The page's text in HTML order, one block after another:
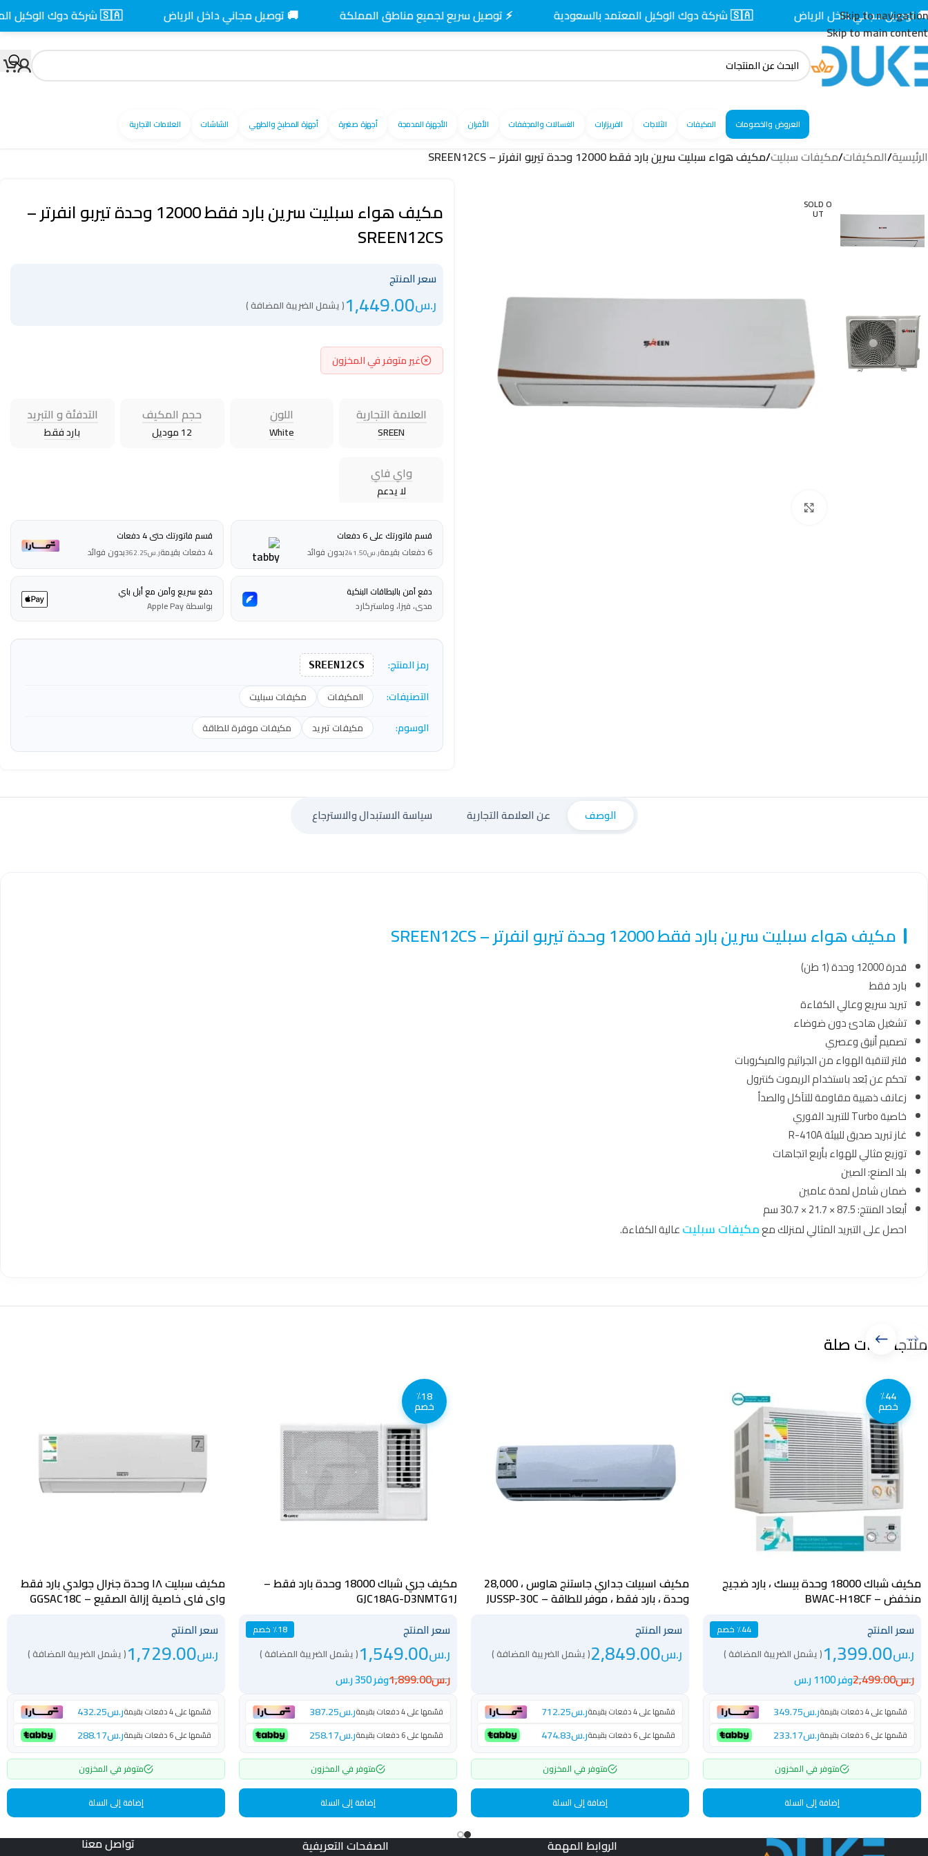
Skip to navigation
Skip to main content
العروض والخصومات المكيفات الثلاجات الفريزارات الغسالات والمجففات الأفران الأجهزة المدمجة أجهزة صغيرة أجهزة المطبخ والطهي الشاشات العلامات التجارية
الرئيسية/المكيفات/مكيفات سبليت/مكيف هواء سبليت سرين بارد فقط 12000 وحدة تيربو انفرتر – SREEN12CS
SOLD O
UT
مكيف هواء سبليت سرين بارد فقط 12000 وحدة تيربو انفرتر –
SREEN12CS
سعر المنتج
ر.س1,449.00( يشمل الضريبة المضافة )
غير متوفر في المخزون
العلامة التجارية
SREEN
اللون
White
حجم المكيف
12 موديل
التدفئة و التبريد
بارد فقط
واي فاي
لا يدعم
قسم فاتورتك على 6 دفعات
6 دفعات بقيمة
ر.س241.50بدون فوائد
قسم فاتورتك حتى 4 دفعات
4 دفعات بقيمة
ر.س362.25بدون فوائد
دفع آمن بالبطاقات البنكية
مدى، فيزا، وماستركارد
دفع سريع وآمن مع أبل باي
بواسطة Apple Pay
رمز المنتج: SREEN12CS
التصنيفات: المكيفات مكيفات سبليت
الوسوم: مكيفات تبريد مكيفات موفرة للطاقة
الوصف عن العلامة التجارية سياسة الاستبدال والاسترجاع
مكيف هواء سبليت سرين بارد فقط 12000 وحدة تيربو انفرتر – SREEN12CS
قدرة 12000 وحدة (1 طن)
بارد فقط
تبريد سريع وعالي الكفاءة
تشغيل هادئ دون ضوضاء
تصميم أنيق وعصري
فلتر لتنقية الهواء من الجراثيم والميكروبات
تحكم عن بُعد باستخدام الريموت كنترول
زعانف ذهبية مقاومة للتآكل والصدأ
خاصية Turbo للتبريد الفوري
غاز تبريد صديق للبيئة R-410A
توزيع مثالي للهواء بأربع اتجاهات
بلد الصنع: الصين
ضمان شامل لمدة عامين
أبعاد المنتج: 87.5 × 21.7 × 30.7 سم
احصل على التبريد المثالي لمنزلك معمكيفات سبليتعالية الكفاءة.
منتجات ذات صلة
٪44
خصم
مكيف شباك 18000 وحدة بيسك ، بارد ضجيج
منخفض – BWAC-H18CF
سعر المنتج ٪44 خصم
ر.س1,399.00( يشمل الضريبة المضافة )
ر.س2,499.00وفر 1100 ر.س
قسّمها على 4 دفعات بقيمة ر.س349.75
قسّمها على 6 دفعات بقيمة ر.س233.17
متوفر في المخزون
إضافة إلى السلة
مكيف اسبيلت جداري جاستنج هاوس ، 28,000
وحدة ، بارد فقط ، موفر للطاقة – JUSSP-30C
سعر المنتج
ر.س2,849.00( يشمل الضريبة المضافة )
قسّمها على 4 دفعات بقيمة ر.س712.25
قسّمها على 6 دفعات بقيمة ر.س474.83
متوفر في المخزون
إضافة إلى السلة
٪18
خصم
مكيف جري شباك 18000 وحدة بارد فقط –
GJC18AG-D3NMTG1J
سعر المنتج ٪18 خصم
ر.س1,549.00( يشمل الضريبة المضافة )
ر.س1,899.00وفر 350 ر.س
قسّمها على 4 دفعات بقيمة ر.س387.25
قسّمها على 6 دفعات بقيمة ر.س258.17
متوفر في المخزون
إضافة إلى السلة
مكيف سبليت ١٨ وحدة جنرال جولدي بارد فقط
واي فاي خاصية إزالة الصقيع – GGSAC18C
سعر المنتج
ر.س1,729.00( يشمل الضريبة المضافة )
قسّمها على 4 دفعات بقيمة ر.س432.25
قسّمها على 6 دفعات بقيمة ر.س288.17
متوفر في المخزون
إضافة إلى السلة
الروابط المهمة الصفحات التعريفية تواصل معنا
مجاني داخل الرياض ⚡ توصيل سريع لجميع مناطق المملكة 🚚 توصيل مجاني داخل الرياض